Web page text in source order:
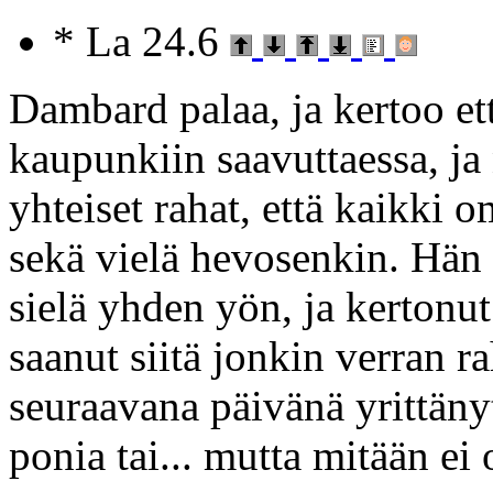
* La 24.6
Dambard palaa, ja kertoo
kaupunkiin saavuttaessa,
yhteiset rahat, että kaikki
sekä vielä hevosenkin.
sielä yhden yön, ja
saanut siitä jonkin verran
seuraavana päivänä
ponia tai... mutta mitään